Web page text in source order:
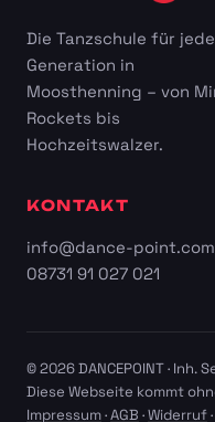
Die Tanzschule für jede
Generation in
Moosthenning – von
Rockets bis
Hochzeitswalzer.
KONTAKT
info@dance-point.com
08731 91 027 021
© 2026 DANCEPOINT · Inh.
Diese Webseite kommt
Impressum·AGB ·Widerruf·